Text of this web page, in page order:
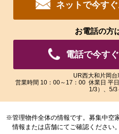
さ
い
だ
ま
す。
ネットで今す
お電話の方
電話で今す
UR西大和片岡
営業時間 10：00～17：00 休業日 平
1/3）、5/3
※管理物件全体の情報です。募集中空
情報または店舗にてご確認ください。